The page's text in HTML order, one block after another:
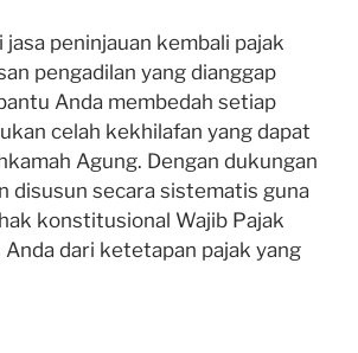
peninjauan kembali pajak
pengadilan yang dianggap
Anda membedah setiap
celah kekhilafan yang dapat
Agung. Dengan dukungan
disusun secara sistematis guna
konstitusional Wajib Pajak
dari ketetapan pajak yang